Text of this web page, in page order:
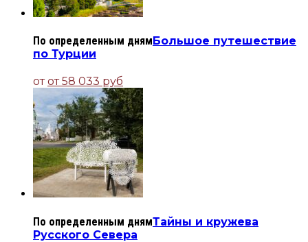
По определенным днямБольшое путешествие
по Турции
отот 58 033 руб
По определенным днямТайны и кружева
Русского Севера